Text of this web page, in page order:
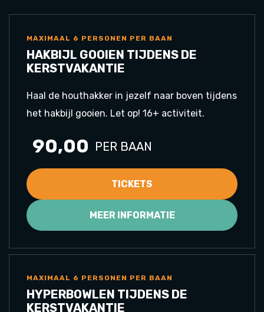
MAXIMAAL 6 PERSONEN PER BAAN
HAKBIJL GOOIEN TIJDENS DE
KERSTVAKANTIE
Haal de houthakker in jezelf naar boven tijdens
het hakbijl gooien. Let op! 16+ activiteit.
90,00 PER BAAN
TICKETS
MEER INFORMATIE
MAXIMAAL 6 PERSONEN PER BAAN
HYPERBOWLEN TIJDENS DE
KERSTVAKANTIE